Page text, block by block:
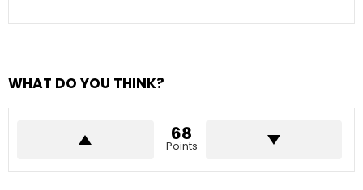
WHAT DO YOU THINK?
68
Points